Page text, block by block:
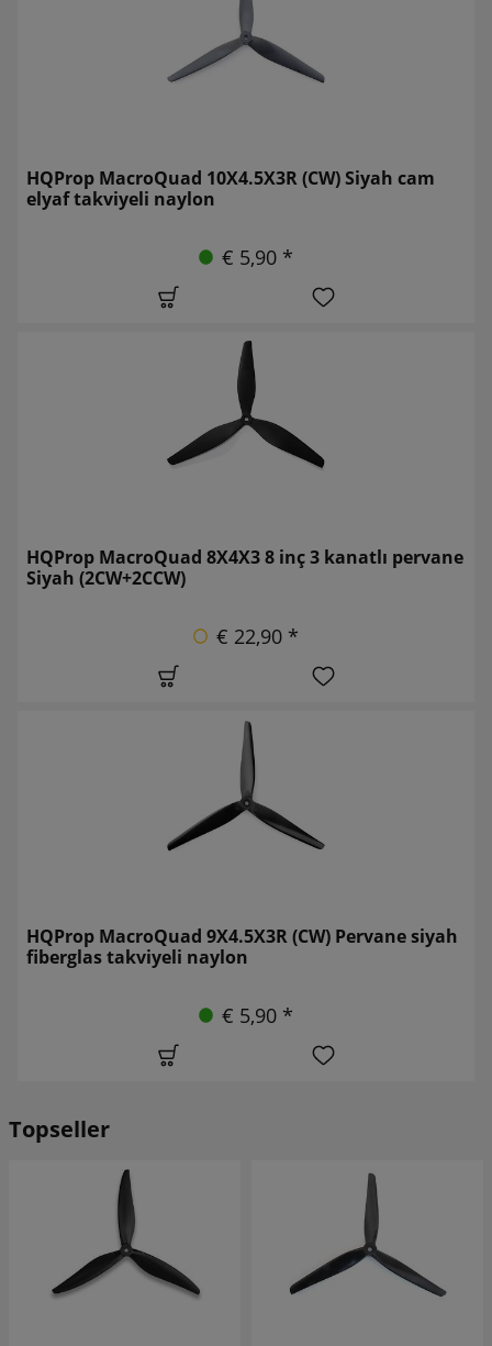
HQProp MacroQuad 10X4.5X3R (CW) Siyah cam
elyaf takviyeli naylon
€ 5,90 *
HQProp MacroQuad 8X4X3 8 inç 3 kanatlı pervane
Siyah (2CW+2CCW)
€ 22,90 *
HQProp MacroQuad 9X4.5X3R (CW) Pervane siyah
fiberglas takviyeli naylon
€ 5,90 *
Topseller